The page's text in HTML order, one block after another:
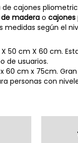
cajones
madera o cajones
medidas según el
50 cm X 60 cm.
de usuarios.
60 cm x 75cm.
personas con